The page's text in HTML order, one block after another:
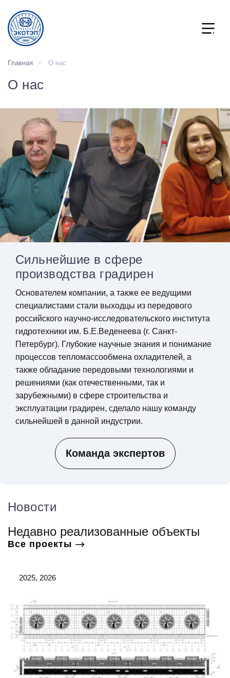
Главная О нас
О нас
Сильнейшие в сфере
производства градирен
Основателем компании, а также ее ведущими
специалистами стали выходцы из передового
российского научно-исследовательского института
гидротехники им. Б.Е.Веденеева (г. Санкт-
Петербург). Глубокие научные знания и понимание
процессов тепломассообмена охладителей, а
также обладание передовыми технологиями и
решениями (как отечественными, так и
зарубежными) в сфере строительства и
эксплуатации градирен, сделало нашу команду
сильнейшей в данной индустрии.
Команда экспертов
Новости
Недавно реализованные объекты
Все проекты
2025, 2026